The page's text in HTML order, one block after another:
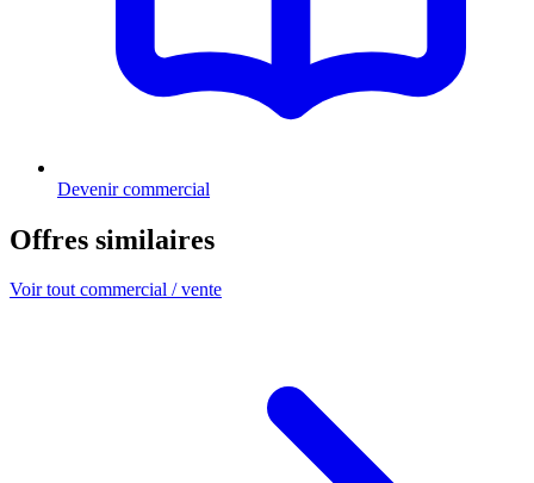
Devenir commercial
Offres similaires
Voir tout commercial / vente